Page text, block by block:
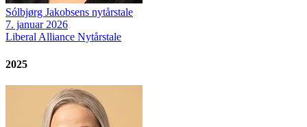
Sólbjørg Jakobsens nytårstale
7. januar 2026
Liberal Alliance Nytårstale
2025